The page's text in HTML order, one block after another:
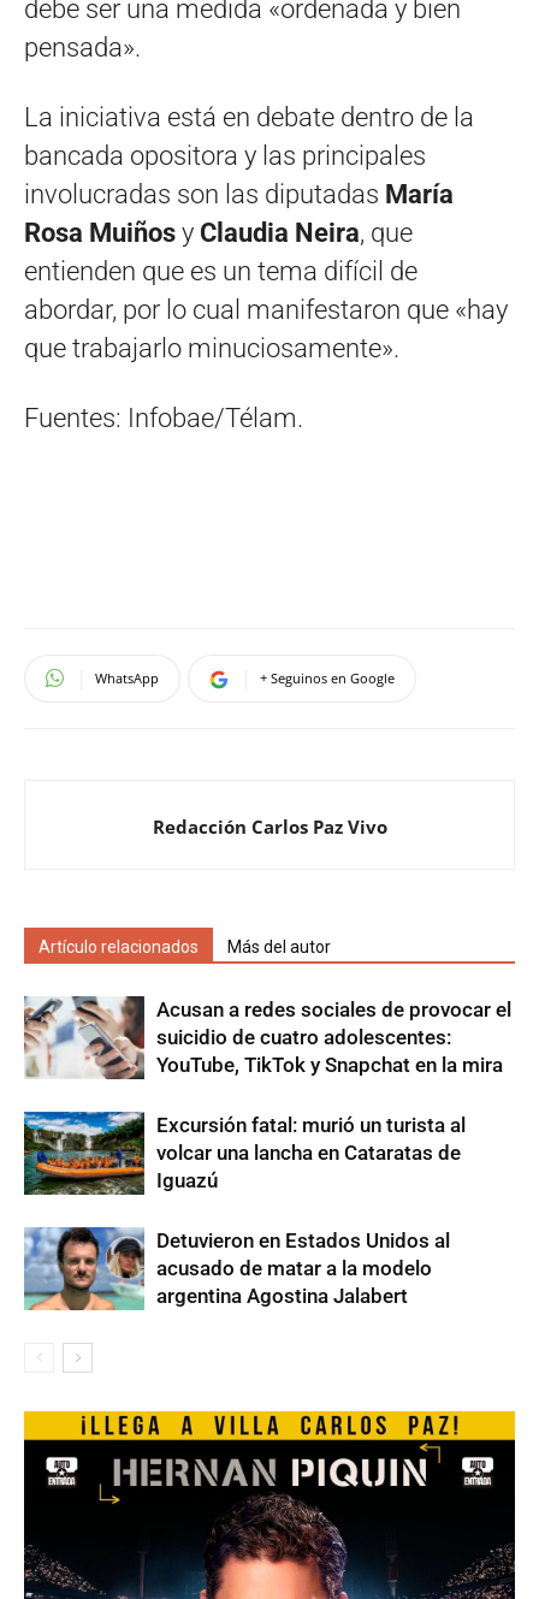
debe ser una medida «ordenada y bien
pensada».
La iniciativa está en debate dentro de la
bancada opositora y las principales
involucradas son las diputadas María
Rosa Muiños y Claudia Neira, que
entienden que es un tema difícil de
abordar, por lo cual manifestaron que «hay
que trabajarlo minuciosamente».
Fuentes: Infobae/Télam.
WhatsApp + Seguinos en Google
Redacción Carlos Paz Vivo
Artículo relacionados Más del autor
Acusan a redes sociales de provocar el
suicidio de cuatro adolescentes:
YouTube, TikTok y Snapchat en la mira
Excursión fatal: murió un turista al
volcar una lancha en Cataratas de
Iguazú
Detuvieron en Estados Unidos al
acusado de matar a la modelo
argentina Agostina Jalabert